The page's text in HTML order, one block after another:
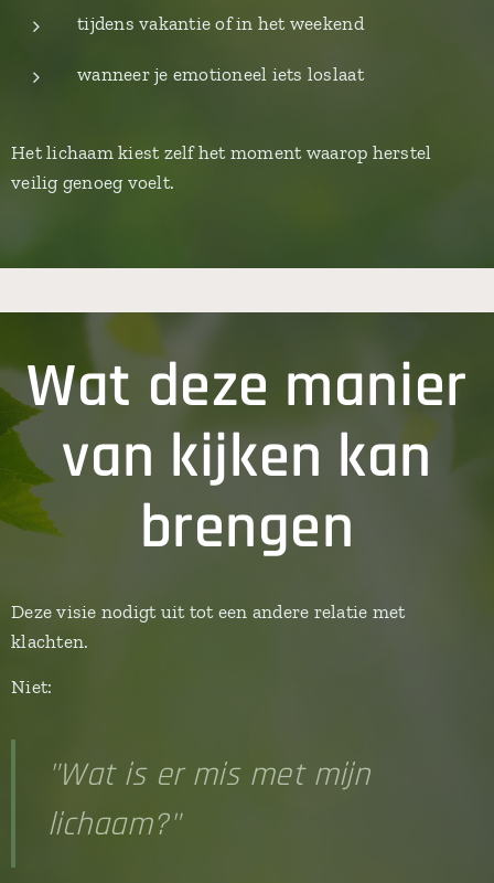
tijdens vakantie of in het weekend
wanneer je emotioneel iets loslaat
Het lichaam kiest zelf het moment waarop herstel
veilig genoeg voelt.
Wat deze manier
van kijken kan
brengen
Deze visie nodigt uit tot een andere relatie met
klachten.
Niet:
"Wat is er mis met mijn
lichaam?"